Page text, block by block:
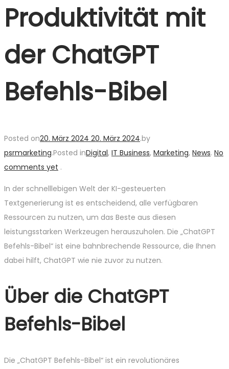
Produktivität mit
der ChatGPT
Befehls-Bibel
Posted on20. März 2024 20. März 2024.by
psrmarketing.Posted inDigital, IT Business, Marketing, News. No
comments yet .
In der schnelllebigen Welt der KI-gesteuerten
Textgenerierung ist es entscheidend, alle verfügbaren
Ressourcen zu nutzen, um das Beste aus diesen
leistungsstarken Werkzeugen herauszuholen. Die „ChatGPT
Befehls-Bibel“ ist eine bahnbrechende Ressource, die Ihnen
dabei hilft, ChatGPT wie nie zuvor zu nutzen.
Über die ChatGPT
Befehls-Bibel
Die „ChatGPT Befehls-Bibel“ ist ein revolutionäres